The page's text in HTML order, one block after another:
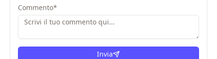
Commento*
Invia